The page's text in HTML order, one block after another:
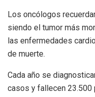
Los oncólogos
siendo el tumor más
las enfermedades
de muerte.
Cada año se
casos y fallecen 23.500